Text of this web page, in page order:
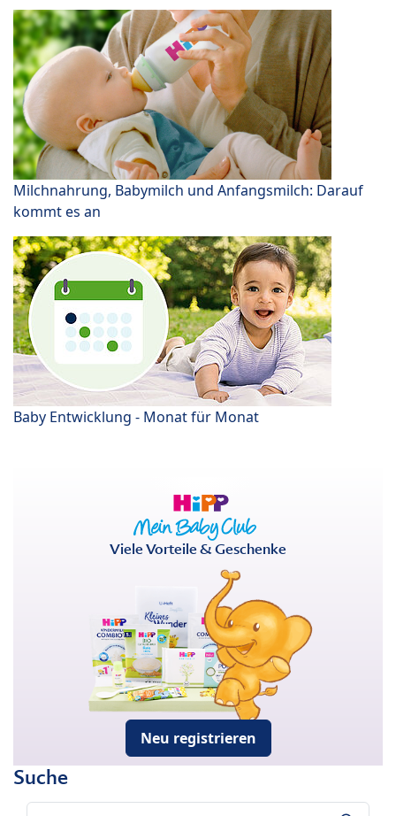
Milchnahrung, Babymilch und Anfangsmilch: Darauf
kommt es an
Baby Entwicklung - Monat für Monat
Viele Vorteile & Geschenke
Neu registrieren
Suche